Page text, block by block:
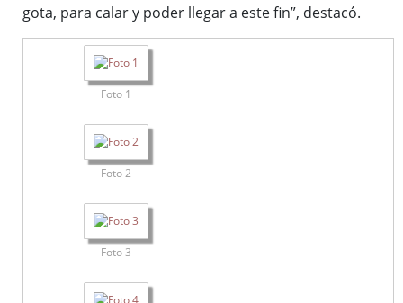
gota, para calar y poder llegar a este fin”, destacó.
Foto 1
Foto 2
Foto 3